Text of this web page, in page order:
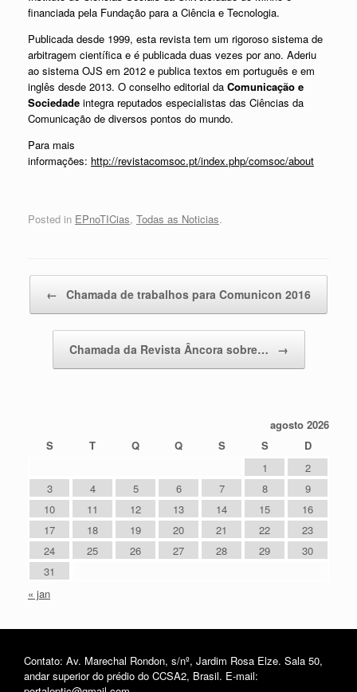
financiada pela Fundação para a Ciência e Tecnologia.
Publicada desde 1999, esta revista tem um rigoroso sistema de
arbitragem científica e é publicada duas vezes por ano. Aderiu
ao sistema OJS em 2012 e publica textos em português e em
inglês desde 2013. O conselho editorial da Comunicação e
Sociedade integra reputados especialistas das Ciências da
Comunicação de diversos pontos do mundo.
Para mais
informações: http://revistacomsoc.pt/index.php/comsoc/about
Posted in EPnoTICias, Todas as Noticias.
← Chamada de trabalhos para Comunicon 2016
Chamada da Revista Âncora sobre… →
agosto 2026
S
T Q Q S S
D
1
2
3
4 5 6 7 8
9
10
11 12 13 14 15
16
17
18 19 20 21 22
23
24
25 26 27 28 29
30
31
« jan
Contato: Av. Marechal Rondon, s/nº, Jardim Rosa Elze. Sala 50,
andar superior do prédio do CCSA2, Brasil. E-mail: